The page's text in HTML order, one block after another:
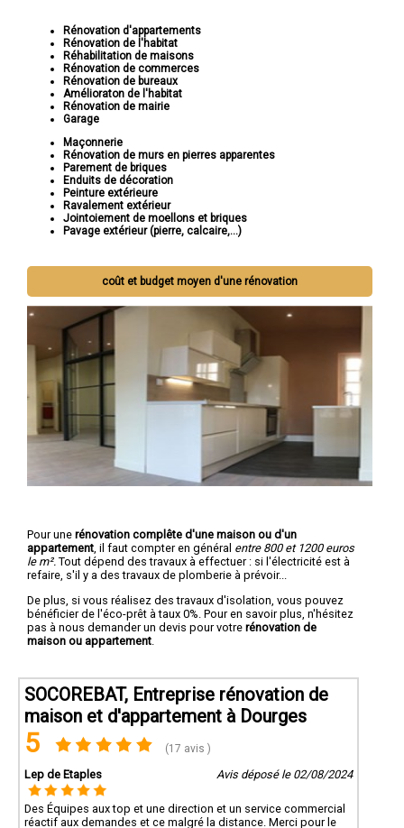
Rénovation d'appartements
Rénovation de l'habitat
Réhabilitation de maisons
Rénovation de commerces
Rénovation de bureaux
Amélioraton de l'habitat
Rénovation de mairie
Garage
Maçonnerie
Rénovation de murs en pierres apparentes
Parement de briques
Enduits de décoration
Peinture extérieure
Ravalement extérieur
Jointoiement de moellons et briques
Pavage extérieur (pierre, calcaire,...)
coût et budget moyen d'une rénovation
Pour une rénovation complête d'une maison ou d'un
appartement , il faut compter en général entre 800 et 1200 euros
le m². Tout dépend des travaux à effectuer : si l'électricité est à
refaire, s'il y a des travaux de plomberie à prévoir...
De plus, si vous réalisez des travaux d'isolation, vous pouvez
bénéficier de l'éco-prêt à taux 0%. Pour en savoir plus, n'hésitez
pas à nous demander un devis pour votre rénovation de
maison ou appartement
SOCOREBAT, Entreprise rénovation de
maison et d'appartement à Dourges
5 (17 avis )
Lep de Etaples Avis déposé le 02/08/2024
Des Équipes aux top et une direction et un service commercial
réactif aux demandes et ce malgré la distance. Merci pour le